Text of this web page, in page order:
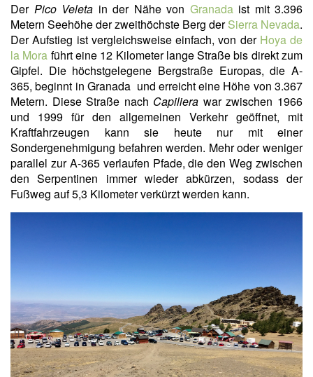
Der Pico Veleta in der Nähe von Granadaist mit 3.396
Metern Seehöhe der zweithöchste Berg derSierra Nevada.
Der Aufstieg ist vergleichsweise einfach, von der Hoya de
la Mora führt eine 12 Kilometer lange Straße bis direkt zum
Gipfel. Die höchstgelegene Bergstraße Europas, die A-
365, beginnt in Granada und erreicht eine Höhe von 3.367
Metern. Diese Straße nach Capiliera war zwischen 1966
und 1999 für den allgemeinen Verkehr geöffnet, mit
Kraftfahrzeugen kann sie heute nur mit einer
Sondergenehmigung befahren werden. Mehr oder weniger
parallel zur A-365 verlaufen Pfade, die den Weg zwischen
den Serpentinen immer wieder abkürzen, sodass der
Fußweg auf 5,3 Kilometer verkürzt werden kann.